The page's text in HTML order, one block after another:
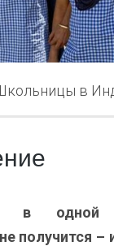
в
в
получится –